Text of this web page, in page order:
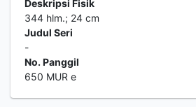
Deskripsi Fisik
344 hlm.; 24 cm
Judul Seri
-
No. Panggil
650 MUR e